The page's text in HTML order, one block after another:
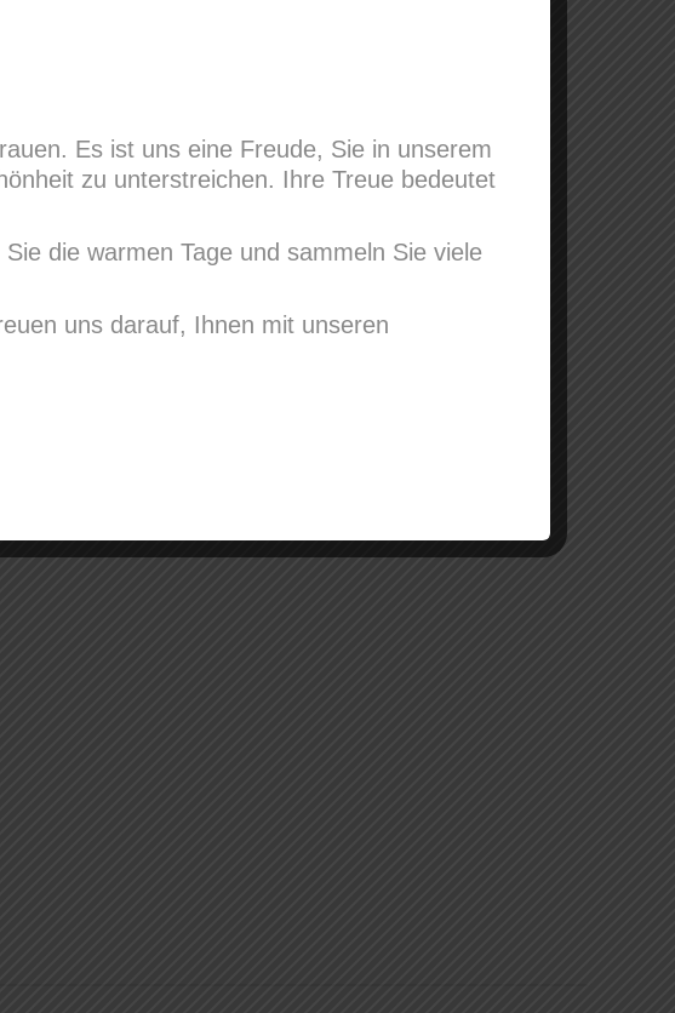
Es ist uns eine Freude, Sie in unserem
zu unterstreichen. Ihre Treue bedeutet
die warmen Tage und sammeln Sie viele
uns darauf, Ihnen mit unseren